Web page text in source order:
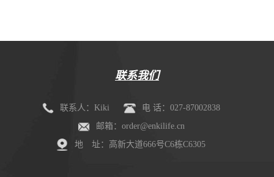
联系我们
联系人：Kiki
电 话：027-87002838
邮箱：order@enkilife.cn
地 址：高新大道666号C6栋C6305